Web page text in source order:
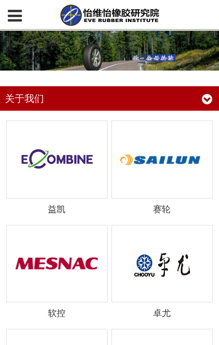
关于我们
益凯 赛轮
软控 卓尤